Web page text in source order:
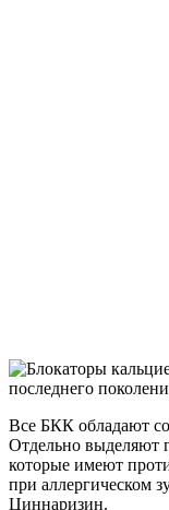
Все БКК обладают
Отдельно выделяют
которые имеют
при аллергическом
Циннаризин.